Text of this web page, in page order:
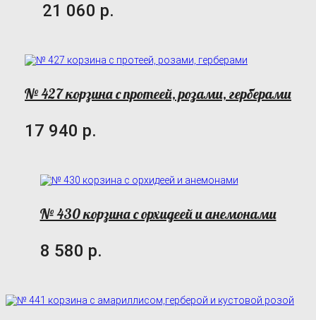
21 060 р.
№ 427 корзина с протеей, розами, герберами
17 940 р.
№ 430 корзина с орхидеей и анемонами
8 580 р.